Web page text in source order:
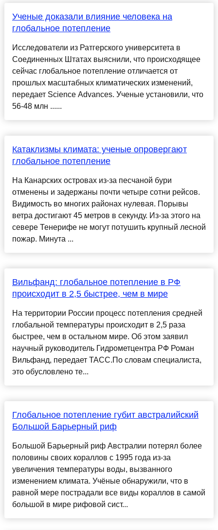
Ученые доказали влияние человека на
глобальное потепление
Исследователи из Ратгерского университета в
Соединенных Штатах выяснили, что происходящее
сейчас глобальное потепление отличается от
прошлых масштабных климатических изменений,
передает Science Advances. Ученые установили, что
56-48 млн ......
Катаклизмы климата: ученые опровергают
глобальное потепление
На Канарских островах из-за песчаной бури
отменены и задержаны почти четыре сотни рейсов.
Видимость во многих районах нулевая. Порывы
ветра достигают 45 метров в секунду. Из-за этого на
севере Тенерифе не могут потушить крупный лесной
пожар. Минута ...
Вильфанд: глобальное потепление в РФ
происходит в 2,5 быстрее, чем в мире
На территории России процесс потепления средней
глобальной температуры происходит в 2,5 раза
быстрее, чем в остальном мире. Об этом заявил
научный руководитель Гидрометцентра РФ Роман
Вильфанд, передает ТАСС.По словам специалиста,
это обусловлено те...
Глобальное потепление губит австралийский
Большой Барьерный риф
Большой Барьерный риф Австралии потерял более
половины своих кораллов с 1995 года из-за
увеличения температуры воды, вызванного
изменением климата. Учёные обнаружили, что в
равной мере пострадали все виды кораллов в самой
большой в мире рифовой сист...